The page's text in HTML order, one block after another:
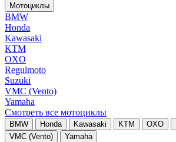
Мотоциклы
BMW
Honda
Kawasaki
KTM
OXO
Regulmoto
Suzuki
VMC (Vento)
Yamaha
Смотреть все мотоциклы
BMW Honda Kawasaki KTM OXO
VMC (Vento)
Yamaha